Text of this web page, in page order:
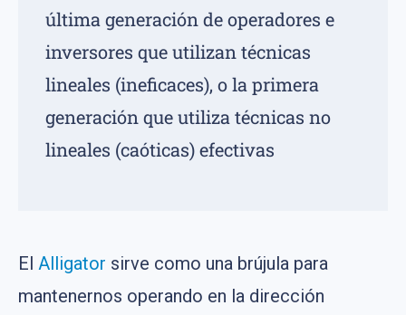
última generación de operadores e
inversores que utilizan técnicas
lineales (ineficaces), o la primera
generación que utiliza técnicas no
lineales (caóticas) efectivas
El Alligator sirve como una brújula para
mantenernos operando en la dirección